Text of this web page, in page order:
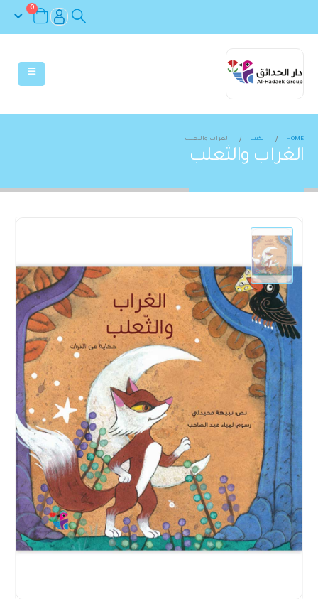
0
HOME الكتب الغراب والثعلب
الغراب والثعلب